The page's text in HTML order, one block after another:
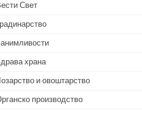
Свет
храна
и овоштарство
производство